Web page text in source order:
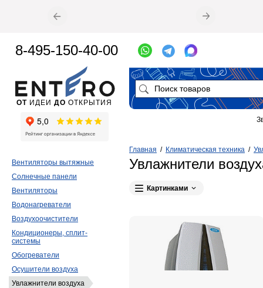
Главная / Климатическая техника /
Увлажнители
Картинками
Вентиляторы вытяжные
Солнечные панели
Вентиляторы
Водонагреватели
Воздухоочистители
Кондиционеры, сплит-
системы
Обогреватели
Осушители воздуха
Увлажнители воздуха
ОТ ИДЕИ ДО ОТКРЫТИЯ
8-495-150-40-00